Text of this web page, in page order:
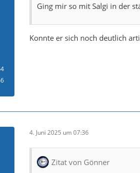
Ging mir so mit Salgi in der
Konnte er sich noch deutlich
4. Juni 2025 um 07:36
Zitat von Gönner